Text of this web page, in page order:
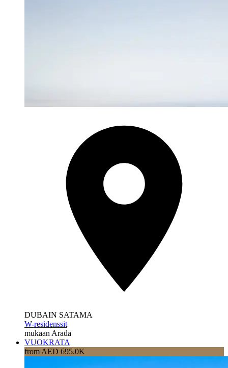
DUBAIN SATAMA
W-residenssit
mukaan Arada
VUOKRATA
from AED 695.0K